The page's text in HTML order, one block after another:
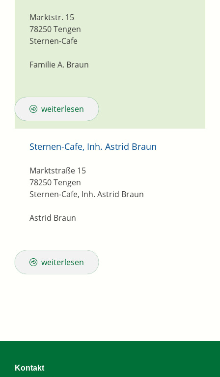
Sternen-Cafe
Marktstr. 15
78250Tengen
Familie A. Braun
weiterlesen
Sternen-Cafe, Inh. Astrid Braun
Sternen-Cafe, Inh. Astrid Braun
Marktstraße 15
78250Tengen
Astrid Braun
weiterlesen
Kontakt